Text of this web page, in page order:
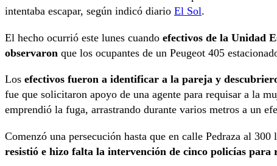
intentaba escapar, según indicó diario El Sol.
El hecho ocurrió este lunes cuando efectivos de la Unidad
observaron que los ocupantes de un Peugeot 405
Los efectivos fueron a identificar a la pareja y
fue que solicitaron apoyo de una agente para requisar a la
emprendió la fuga, arrastrando durante varios metros a un
Comenzó una persecución hasta que en calle Pedraza al
resistió e hizo falta la intervención de cinco policías